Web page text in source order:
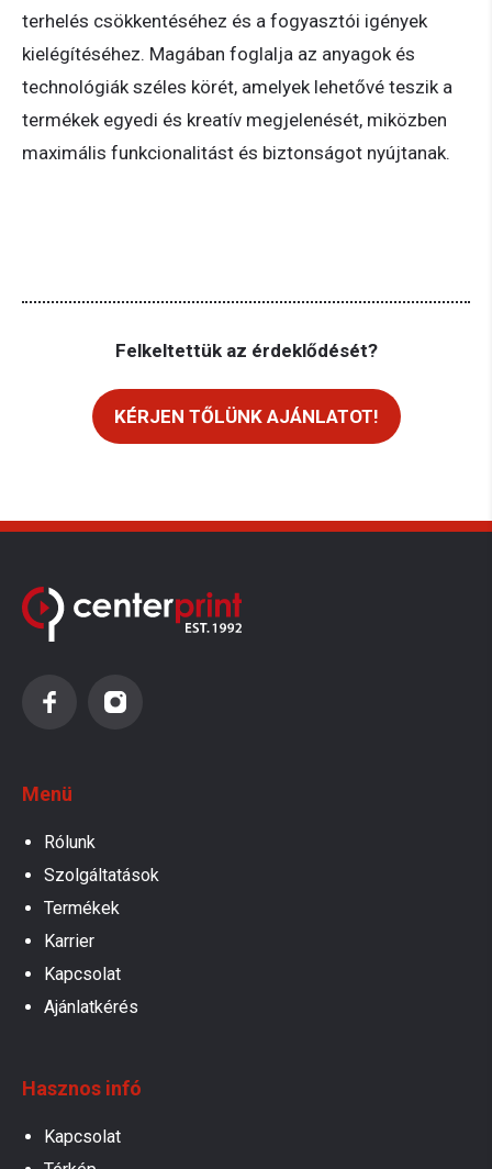
terhelés csökkentéséhez és a fogyasztói igények
kielégítéséhez. Magában foglalja az anyagok és
technológiák széles körét, amelyek lehetővé teszik a
termékek egyedi és kreatív megjelenését, miközben
maximális funkcionalitást és biztonságot nyújtanak.
Felkeltettük az érdeklődését?
KÉRJEN TŐLÜNK AJÁNLATOT!
Menü
Rólunk
Szolgáltatások
Termékek
Karrier
Kapcsolat
Ajánlatkérés
Hasznos infó
Kapcsolat